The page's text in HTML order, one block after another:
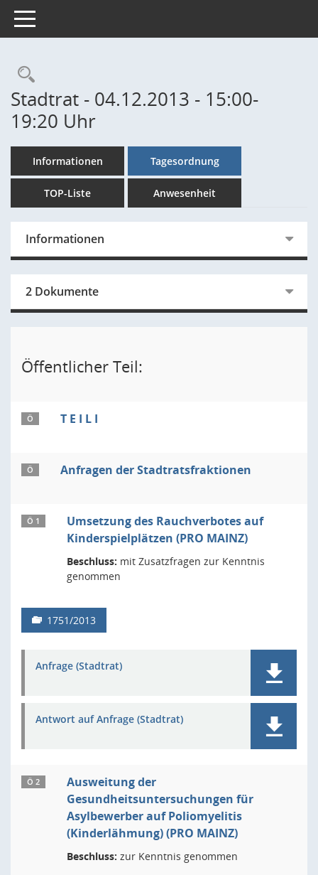
Toggle navigation
Rechercheauswahl
Stadtrat - 04.12.2013 - 15:00-
19:20 Uhr
Informationen Tagesordnung
TOP-Liste Anwesenheit
Informationen
2 Dokumente
Öffentlicher Teil:
Ö T E I L I
Ö Anfragen der Stadtratsfraktionen
Ö 1
Umsetzung des Rauchverbotes auf
Kinderspielplätzen (PRO MAINZ)
Beschluss: mit Zusatzfragen zur Kenntnis
genommen
1751/2013
Anfrage (Stadtrat)
Antwort auf Anfrage (Stadtrat)
Ö 2
Ausweitung der
Gesundheitsuntersuchungen für
Asylbewerber auf Poliomyelitis
(Kinderlähmung) (PRO MAINZ)
Beschluss: zur Kenntnis genommen